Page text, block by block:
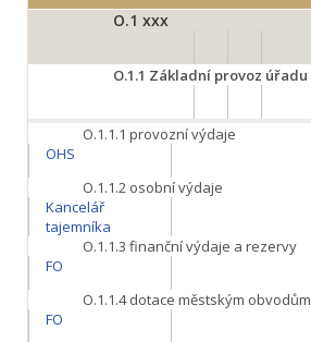
O.1 xxx
O.1.1 Základní provoz úřadu
O.1.1.1 provozní výdaje
OHS
O.1.1.2 osobní výdaje
Kancelář
tajemníka
O.1.1.3 finanční výdaje a rezervy
FO
O.1.1.4dotace městským obvodům
FO